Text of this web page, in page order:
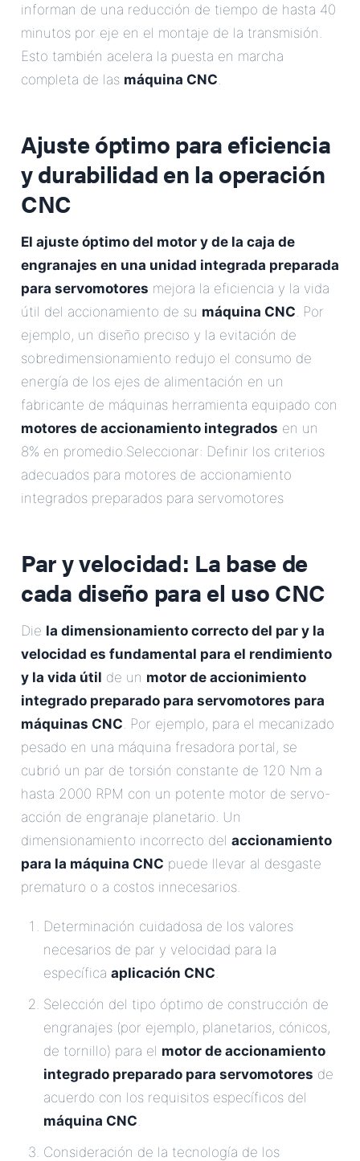
informan de una reducción de tiempo de hasta 40
minutos por eje en el montaje de la transmisión.
Esto también acelera la puesta en marcha
completa de las máquina CNC.
Ajuste óptimo para eficiencia
y durabilidad en la operación
CNC
El ajuste óptimo del motor y de la caja de
engranajes en una unidad integrada preparada
para servomotores mejora la eficiencia y la vida
útil del accionamiento de su máquina CNC. Por
ejemplo, un diseño preciso y la evitación de
sobredimensionamiento redujo el consumo de
energía de los ejes de alimentación en un
fabricante de máquinas herramienta equipado con
motores de accionamiento integrados en un
8% en promedio.Seleccionar: Definir los criterios
adecuados para motores de accionamiento
integrados preparados para servomotores
Par y velocidad: La base de
cada diseño para el uso CNC
Die la dimensionamiento correcto del par y la
velocidad es fundamental para el rendimiento
y la vida útil de un motor de accionimiento
integrado preparado para servomotores para
máquinas CNC. Por ejemplo, para el mecanizado
pesado en una máquina fresadora portal, se
cubrió un par de torsión constante de 120 Nm a
hasta 2000 RPM con un potente motor de servo-
acción de engranaje planetario. Un
dimensionamiento incorrecto del accionamiento
para la máquina CNC puede llevar al desgaste
prematuro o a costos innecesarios.
Determinación cuidadosa de los valores
necesarios de par y velocidad para la
específica aplicación CNC.
Selección del tipo óptimo de construcción de
engranajes (por ejemplo, planetarios, cónicos,
de tornillo) para el motor de accionamiento
integrado preparado para servomotores de
acuerdo con los requisitos específicos del
máquina CNC.
Consideración de la tecnología de los